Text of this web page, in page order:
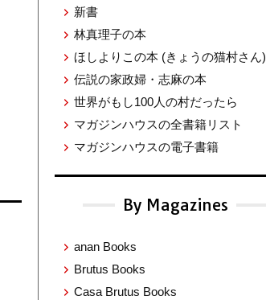
新書
林真理子の本
ほしよりこの本 (きょうの猫村さん)
伝説の家政婦・志麻の本
世界がもし100人の村だったら
マガジンハウスの全書籍リスト
マガジンハウスの電子書籍
By Magazines
anan Books
Brutus Books
Casa Brutus Books